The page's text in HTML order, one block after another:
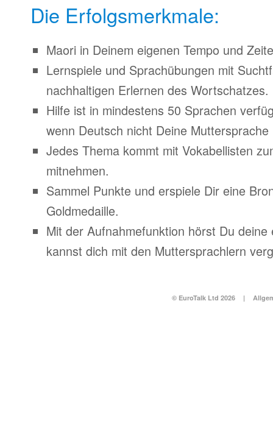
Die Erfolgsmerkmale:
Maori in Deinem eigenen Tempo und
Lernspiele und Sprachübungen mit
nachhaltigen Erlernen des Wortschatzes.
Hilfe ist in mindestens 50 Sprachen
wenn Deutsch nicht Deine Muttersprache
Jedes Thema kommt mit Vokabellisten
mitnehmen.
Sammel Punkte und erspiele Dir eine
Goldmedaille.
Mit der Aufnahmefunktion hörst Du deine
kannst dich mit den Muttersprachlern
© EuroTalk Ltd 2026 |